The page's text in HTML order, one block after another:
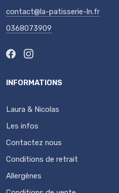
contact@la-patisserie-ln.fr
0368073909
INFORMATIONS
Laura & Nicolas
Les infos
Contactez nous
Conditions de retrait
Allergènes